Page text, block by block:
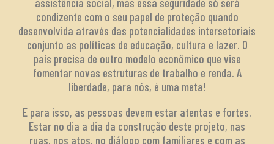
assistência social, mas essa seguridade só será
condizente com o seu papel de proteção quando
desenvolvida através das potencialidades intersetoriais
conjunto as políticas de educação, cultura e lazer. O
país precisa de outro modelo econômico que vise
fomentar novas estruturas de trabalho e renda. A
liberdade, para nós, é uma meta!
E para isso, as pessoas devem estar atentas e fortes.
Estar no dia a dia da construção deste projeto, nas
ruas, nos atos, no diálogo com familiares e com as